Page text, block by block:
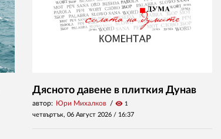
Дясното давене в плиткия Дунав
автор: Юри Михалков visibility 1
четвъртък, 06 Август 2026 / 16:37